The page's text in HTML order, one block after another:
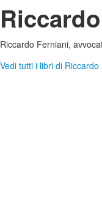
Riccardo Ferniani,
Vedi tutti i libri di